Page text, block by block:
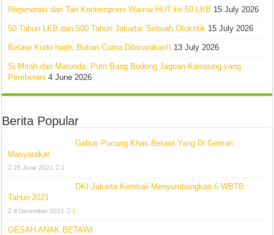
Regenerasi dan Tari Kontemporer Warnai HUT ke-50 LKB 15 July 2026
50 Tahun LKB dan 500 Tahun Jakarta: Sebuah Otokritik 15 July 2026
Betawi Kudu hadir, Bukan Cuma Dibicarakan!! 13 July 2026
Si Mirah dari Marunda, Putri Bang Bodong Jagoan Kampung yang
Pemberani 4 June 2026
Berita Popular
Gabus Pucung Khas Betawi Yang Di Gemari
Masyarakat
25 June 2021 2
DKI Jakarta Kembali Menyumbangkan 6 WBTB
Tahun 2021
8 December 2021 1
GESAH ANAK BETAWI